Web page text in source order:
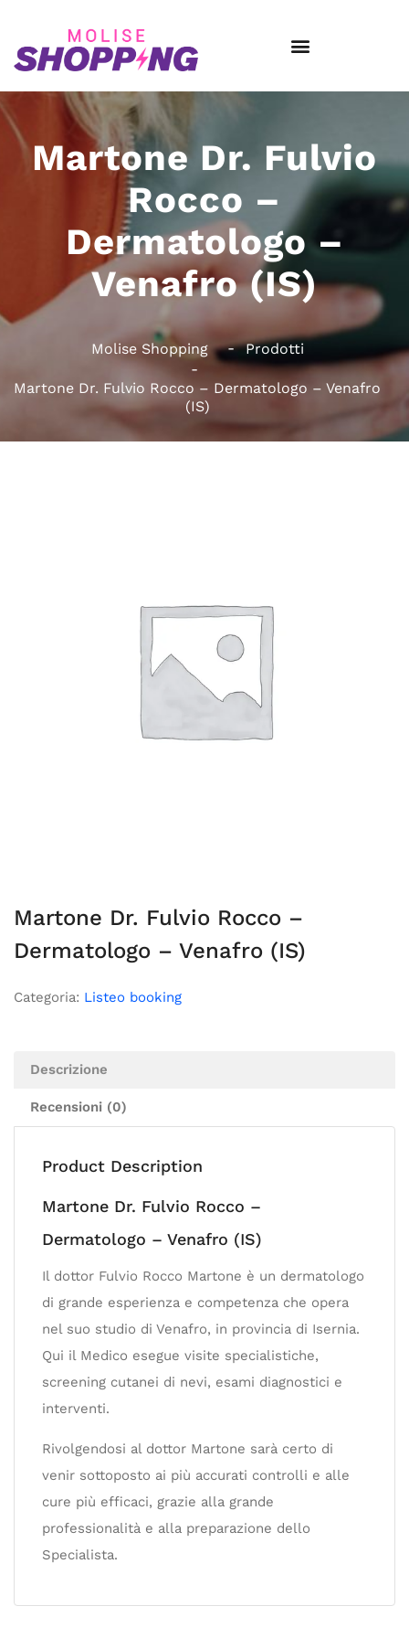
Martone Dr. Fulvio
Rocco –
Dermatologo –
Venafro (IS)
Molise Shopping Prodotti
Martone Dr. Fulvio Rocco – Dermatologo – Venafro
(IS)
Martone Dr. Fulvio Rocco –
Dermatologo – Venafro (IS)
Categoria: Listeo booking
Descrizione
Recensioni (0)
Product Description
Martone Dr. Fulvio Rocco –
Dermatologo – Venafro (IS)
Il dottor Fulvio Rocco Martone è un dermatologo
di grande esperienza e competenza che opera
nel suo studio di Venafro, in provincia di Isernia.
Qui il Medico esegue visite specialistiche,
screening cutanei di nevi, esami diagnostici e
interventi.
Rivolgendosi al dottor Martone sarà certo di
venir sottoposto ai più accurati controlli e alle
cure più efficaci, grazie alla grande
professionalità e alla preparazione dello
Specialista.